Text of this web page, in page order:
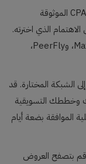
: ابحث عن شبكات CPA الموثوقة
الذي اخترته.
تتضمن بعض الشبكات المشهورة MaxBounty، وPeerFly،
الشبكة المختارة. قد
وخططك التسويقية
الموافقة بضعة أيام
قم بتصفح العروض